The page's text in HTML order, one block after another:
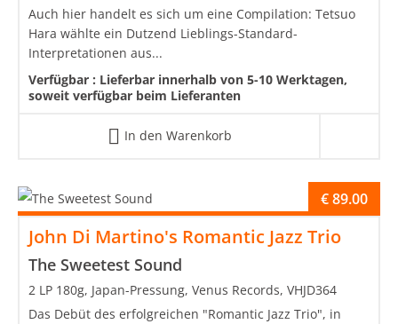
Auch hier handelt es sich um eine Compilation: Tetsuo
Hara wählte ein Dutzend Lieblings-Standard-
Interpretationen aus...
Verfügbar : Lieferbar innerhalb von 5-10 Werktagen,
soweit verfügbar beim Lieferanten
In den Warenkorb
John Di Martino's Romantic Jazz Trio
The Sweetest Sound
€89.00
2 LP 180g, Japan-Pressung, Venus Records, VHJD364
Das Debüt des erfolgreichen "Romantic Jazz Trio", in